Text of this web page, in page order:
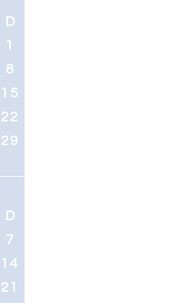
D
1
8
15
22
29
D
7
14
21